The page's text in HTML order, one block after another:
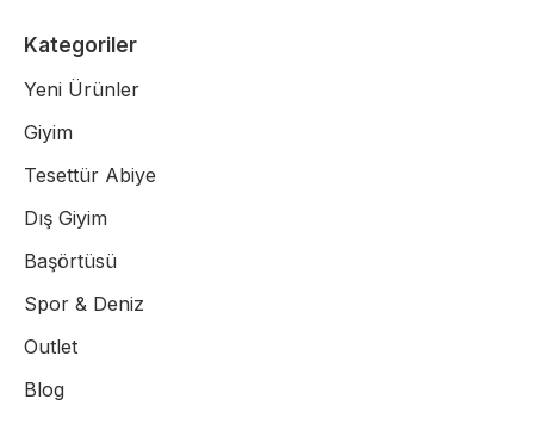
Kategoriler
Yeni Ürünler
Giyim
Tesettür Abiye
Dış Giyim
Başörtüsü
Spor & Deniz
Outlet
Blog